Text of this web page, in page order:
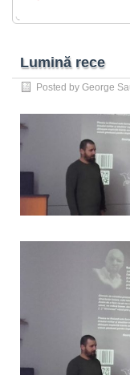
Lumină rece
Posted by George